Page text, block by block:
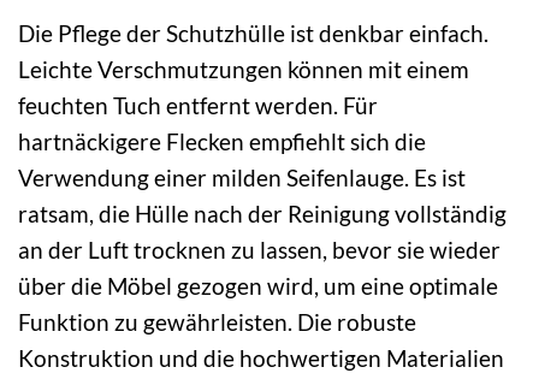
Die Pflege der Schutzhülle ist denkbar einfach.
Leichte Verschmutzungen können mit einem
feuchten Tuch entfernt werden. Für
hartnäckigere Flecken empfiehlt sich die
Verwendung einer milden Seifenlauge. Es ist
ratsam, die Hülle nach der Reinigung vollständig
an der Luft trocknen zu lassen, bevor sie wieder
über die Möbel gezogen wird, um eine optimale
Funktion zu gewährleisten. Die robuste
Konstruktion und die hochwertigen Materialien